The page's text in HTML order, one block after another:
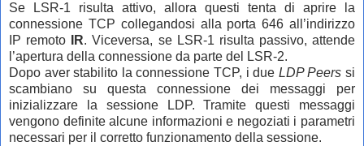
Se LSR-1 risulta attivo, allora questi tenta di aprire la
connessione TCP collegandosi alla porta 646 all’indirizzo
IP remoto
IR. Viceversa, se LSR-1 risulta passivo, attende
l’apertura della connessione da parte del LSR-2.
Dopo aver stabilito la connessione TCP, i due LDP Peers si
scambiano su questa connessione dei messaggi per
inizializzare la sessione LDP.Tramite questi messaggi
vengono definite alcune informazioni e negoziati i parametri
necessari per il corretto funzionamento della sessione.